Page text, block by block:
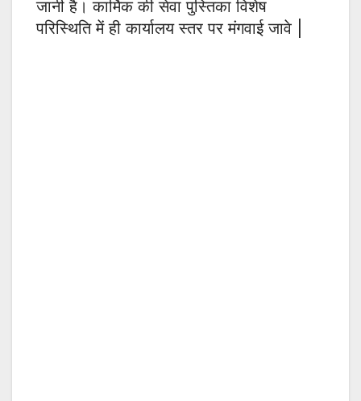
जानी है। कार्मिक की सेवा पुस्तिका विशेष
परिस्थिति में ही कार्यालय स्तर पर मंगवाई जावे |